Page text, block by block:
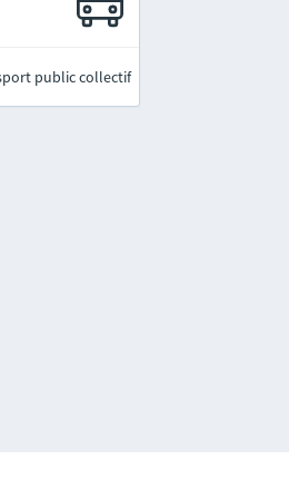
public collectif